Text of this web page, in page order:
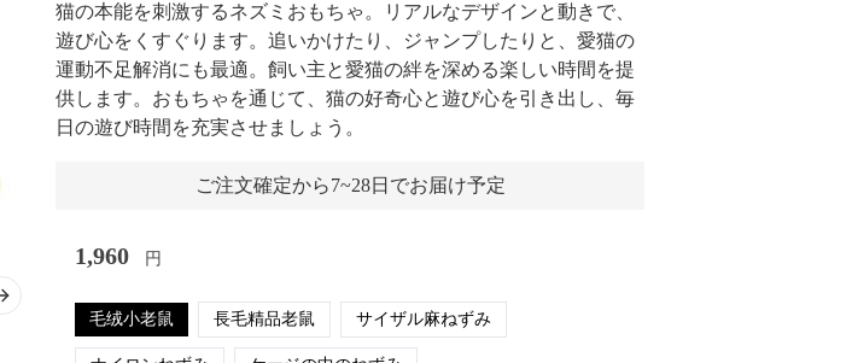
Next slide
猫の本能を刺激するネズミおもちゃ。リアルなデザインと動きで、
遊び心をくすぐります。追いかけたり、ジャンプしたりと、愛猫の
運動不足解消にも最適。飼い主と愛猫の絆を深める楽しい時間を提
供します。おもちゃを通じて、猫の好奇心と遊び心を引き出し、毎
日の遊び時間を充実させましょう。
ご注文確定から7~28日でお届け予定
1,960 円
毛绒小老鼠 長毛精品老鼠 サイザル麻ねずみ